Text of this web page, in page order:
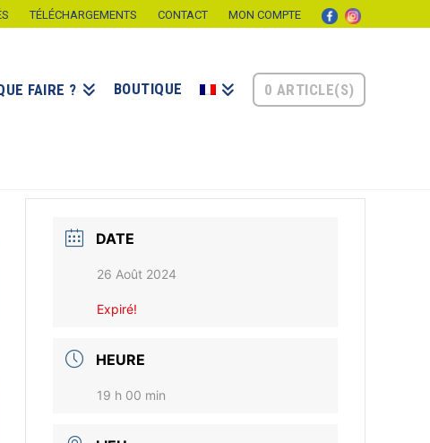
TÉLÉCHARGEMENTS CONTACT MON COMPTE
FAIRE ? BOUTIQUE 0 ARTICLE(S)
DATE
26 Août 2024
Expiré!
HEURE
19 h 00 min